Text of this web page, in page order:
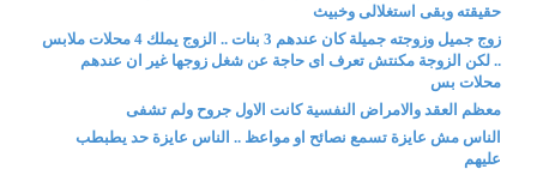
حقيقته وبقى استغلالى وخبيث
زوج جميل وزوجته جميلة كان عندهم 3 بنات .. الزوج يملك 4 محلات ملابس
.. لكن الزوجة مكنتش تعرف اى حاجة عن شغل زوجها غير ان عندهم
محلات بس
معظم العقد والامراض النفسية كانت الاول جروح ولم تشفى
الناس مش عايزة تسمع نصائح او مواعظ .. الناس عايزة حد يطبطب
عليهم